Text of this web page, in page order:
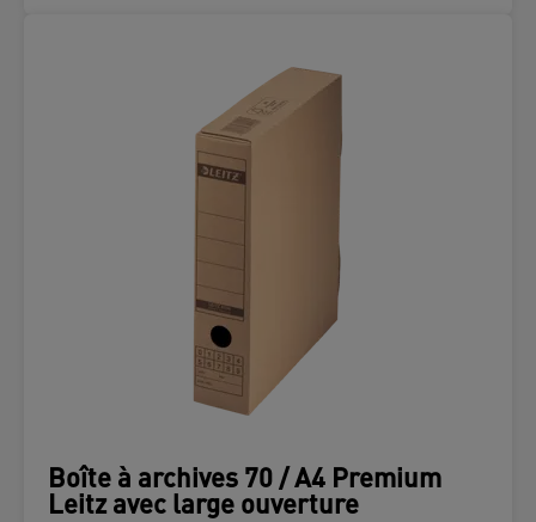
Boîte à archives 70 / A4 Premium
Leitz avec large ouverture